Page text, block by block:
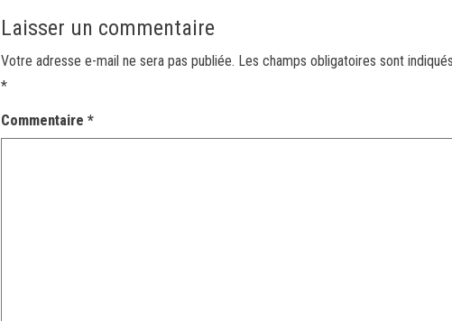
Laisser un commentaire
Votre adresse e-mail ne sera pas publiée. Les champs obligatoires sont
*
Commentaire*